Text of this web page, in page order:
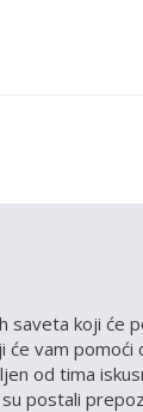
saveta koji će
vam
od tima
postali